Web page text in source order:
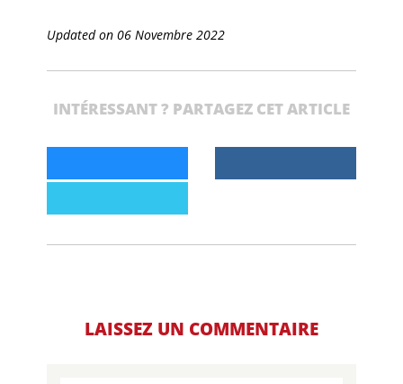
Updated on 06 Novembre 2022
INTÉRESSANT ? PARTAGEZ CET ARTICLE
LAISSEZ UN COMMENTAIRE